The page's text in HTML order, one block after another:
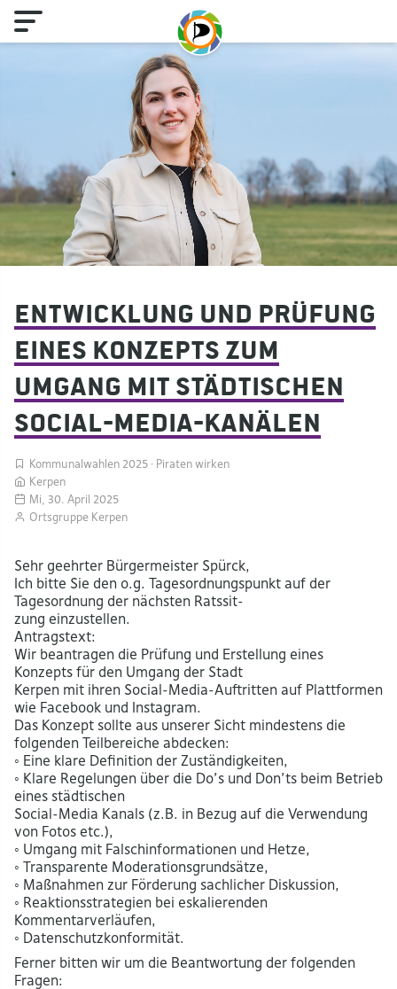
Entwicklung und Prüfung
eines Konzepts zum
Umgang mit städtischen
Social-Media-Kanälen
Kommunalwahlen 2025
Piraten wirken
Kerpen
Mi, 30. April 2025
Ortsgruppe Kerpen
Sehr geehrter Bürgermeister Spürck,
Ich bitte Sie den o.g. Tagesordnungspunkt auf der
Tagesordnung der nächsten Ratssit-
zung einzustellen.
Antragstext:
Wir beantragen die Prüfung und Erstellung eines
Konzepts für den Umgang der Stadt
Kerpen mit ihren Social-Media-Auftritten auf Plattformen
wie Facebook und Instagram.
Das Konzept sollte aus unserer Sicht mindestens die
folgenden Teilbereiche abdecken:
◦ Eine klare Definition der Zuständigkeiten,
◦ Klare Regelungen über die Do’s und Don’ts beim Betrieb
eines städtischen
Social-Media Kanals (z.B. in Bezug auf die Verwendung
von Fotos etc.),
◦ Umgang mit Falschinformationen und Hetze,
◦ Transparente Moderationsgrundsätze,
◦ Maßnahmen zur Förderung sachlicher Diskussion,
◦ Reaktionsstrategien bei eskalierenden
Kommentarverläufen,
◦ Datenschutzkonformität.
Ferner bitten wir um die Beantwortung der folgenden
Fragen: